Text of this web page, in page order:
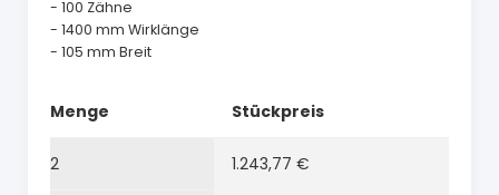
- 100 Zähne
- 1400 mm Wirklänge
- 105 mm Breit
Menge Stückpreis
2 1.243,77 €